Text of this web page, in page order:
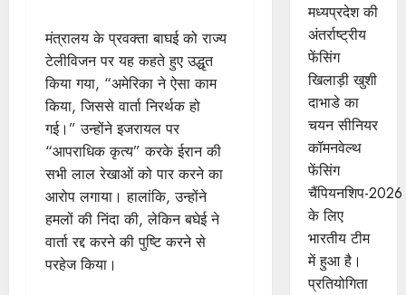
मंत्रालय के प्रवक्ता बाघई को राज्य
टेलीविजन पर यह कहते हुए उद्धृत
किया गया, “अमेरिका ने ऐसा काम
किया, जिससे वार्ता निरर्थक हो
गई।” उन्होंने इजरायल पर
“आपराधिक कृत्य” करके ईरान की
सभी लाल रेखाओं को पार करने का
आरोप लगाया। हालांकि, उन्होंने
हमलों की निंदा की, लेकिन बघेई ने
वार्ता रद्द करने की पुष्टि करने से
परहेज किया।
मध्यप्रदेश की
अंतर्राष्ट्रीय
फेंसिंग
खिलाड़ी खुशी
दाभाडे का
चयन सीनियर
कॉमनवेल्थ
फेंसिंग
चैंपियनशिप-2026
के लिए
भारतीय टीम
में हुआ है।
प्रतियोगिता